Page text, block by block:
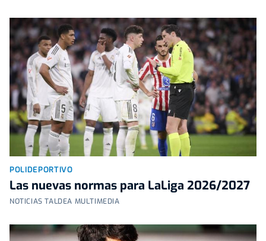
POLIDEPORTIVO
Las nuevas normas para LaLiga 2026/2027
NOTICIAS TALDEA MULTIMEDIA